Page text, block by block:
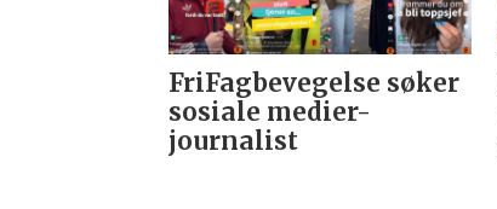
FriFagbevegelse søker
sosiale medier-
journalist